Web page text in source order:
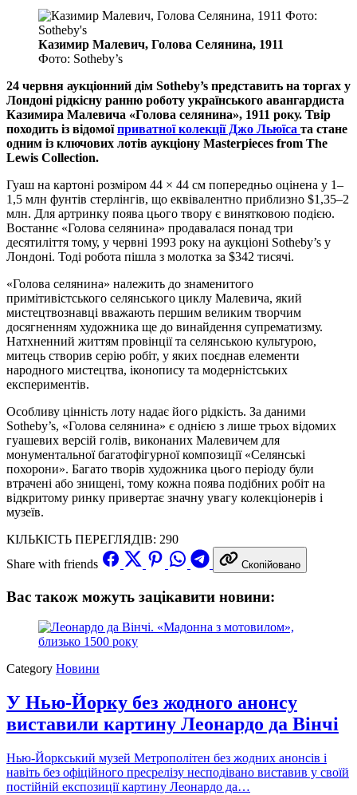
Казимир Малевич, Голова Селянина, 1911
Фото: Sotheby’s
24 червня аукціонний дім Sotheby’s представить на торгах у
Лондоні рідкісну ранню роботу українського авангардиста
Казимира Малевича «Голова селянина», 1911 року. Твір
походить із відомоїприватної колекції Джо Льюїса та стане
одним із ключових лотів аукціону Masterpieces from The
Lewis Collection.
Гуаш на картоні розміром 44 × 44 см попередньо оцінена у 1–
1,5 млн фунтів стерлінгів, що еквівалентно приблизно $1,35–2
млн. Для артринку поява цього твору є винятковою подією.
Востаннє «Голова селянина» продавалася понад три
десятиліття тому, у червні 1993 року на аукціоні Sotheby’s у
Лондоні. Тоді робота пішла з молотка за $342 тисячі.
«Голова селянина» належить до знаменитого
примітивістського селянського циклу Малевича, який
мистецтвознавці вважають першим великим творчим
досягненням художника ще до винайдення супрематизму.
Натхненний життям провінції та селянською культурою,
митець створив серію робіт, у яких поєднав елементи
народного мистецтва, іконопису та модерністських
експериментів.
Особливу цінність лоту надає його рідкість. За даними
Sotheby’s, «Голова селянина» є однією з лише трьох відомих
гуашевих версій голів, виконаних Малевичем для
монументальної багатофігурної композиції «Селянські
похорони». Багато творів художника цього періоду були
втрачені або знищені, тому кожна поява подібних робіт на
відкритому ринку привертає значну увагу колекціонерів і
музеїв.
КІЛЬКІСТЬ ПЕРЕГЛЯДІВ: 290
Share with friends
Скопійовано
Вас також можуть зацікавити новини:
Category Новини
У Нью-Йорку без жодного анонсу
виставили картину Леонардо да Вінчі
Нью-Йоркський музей Метрополітен без жодних анонсів і
навіть без офіційного пресрелізу несподівано виставив у своїй
постійній експозиції картину Леонардо да…